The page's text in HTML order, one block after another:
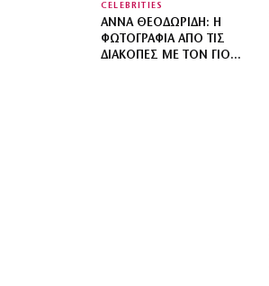
CELEBRITIES
ΆΝΝΑ ΘΕΟΔΩΡΊΔΗ: Η
ΦΩΤΟΓΡΑΦΊΑ ΑΠΌ ΤΙΣ
ΔΙΑΚΟΠΈΣ ΜΕ ΤΟΝ ΓΙΟ